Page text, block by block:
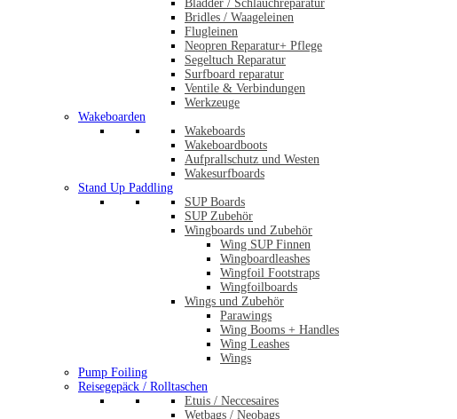
Bladder / Schlauchreparatur
Bridles / Waageleinen
Flugleinen
Neopren Reparatur+ Pflege
Segeltuch Reparatur
Surfboard reparatur
Ventile & Verbindungen
Werkzeuge
Wakeboarden
Wakeboards
Wakeboardboots
Aufprallschutz und Westen
Wakesurfboards
Stand Up Paddling
SUP Boards
SUP Zubehör
Wingboards und Zubehör
Wing SUP Finnen
Wingboardleashes
Wingfoil Footstraps
Wingfoilboards
Wings und Zubehör
Parawings
Wing Booms + Handles
Wing Leashes
Wings
Pump Foiling
Reisegepäck / Rolltaschen
Etuis / Neccesaires
Wetbags / Neobags